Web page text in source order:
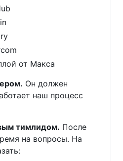
от Макса
Он должен
наш процесс
тимлидом. После
на вопросы. На